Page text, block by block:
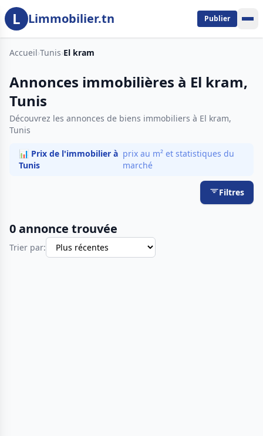
Aller au contenu principal
L Limmobilier.tn Publier
Accueil›Tunis›El kram
Annonces immobilières à El kram,
Tunis
Découvrez les annonces de biens immobiliers à El kram,
Tunis
📊 Prix de l'immobilier à
Tunis
prix au m² et statistiques du
marché
Filtres
0 annonce trouvée
Trier par: